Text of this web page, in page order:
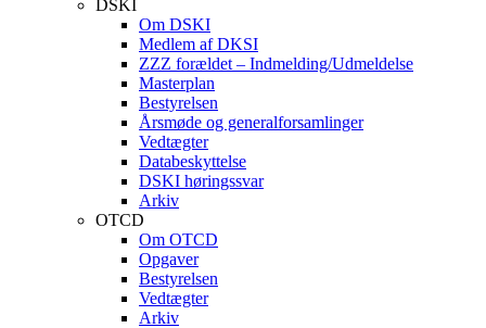
DSKI
Om DSKI
Medlem af DKSI
ZZZ forældet – Indmelding/Udmeldelse
Masterplan
Bestyrelsen
Årsmøde og generalforsamlinger
Vedtægter
Databeskyttelse
DSKI høringssvar
Arkiv
OTCD
Om OTCD
Opgaver
Bestyrelsen
Vedtægter
Arkiv